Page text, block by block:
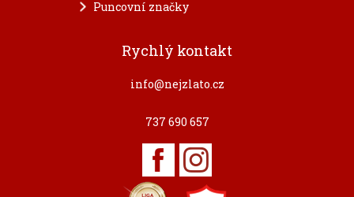
Puncovní značky
Rychlý kontakt
info@nejzlato.cz
737 690 657